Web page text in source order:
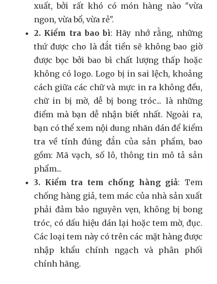
xuất, bởi rất khó có món hàng nào "vừa
ngon, vừa bổ, vừa rẻ".
2. Kiểm tra bao bì: Hãy nhớ rằng, những
thứ được cho là đắt tiền sẽ không bao giờ
được bọc bởi bao bì chất lượng thấp hoặc
không có logo. Logo bị in sai lệch, khoảng
cách giữa các chữ và mực in ra không đều,
chữ in bị mờ, dễ bị bong tróc... là những
điểm mà bạn dễ nhận biết nhất. Ngoài ra,
bạn có thể xem nội dung nhãn dán để kiểm
tra về tính đúng đắn của sản phẩm, bao
gồm: Mã vạch, số lô, thông tin mô tả sản
phẩm...
3. Kiểm tra tem chống hàng giả: Tem
chống hàng giả, tem mác của nhà sản xuất
phải đảm bảo nguyên vẹn, không bị bong
tróc, có dấu hiệu dán lại hoặc tem mờ, đục.
Các loại tem này có trên các mặt hàng được
nhập khẩu chính ngạch và phân phối
chính hãng.